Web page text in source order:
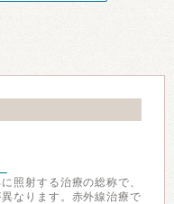
照射する治療の総称で、
なります。赤外線治療で